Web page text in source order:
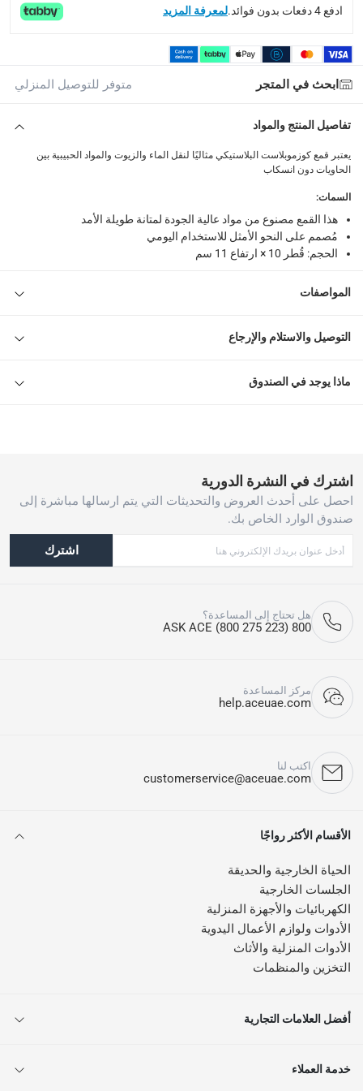
ادفع 4 دفعات بدون فوائد. لمعرفة المزيد
ابحث في المتجر متوفر للتوصيل المنزلي
تفاصيل المنتج والمواد
يعتبر قمع كوزموبلاست البلاستيكي مثاليًا لنقل الماء والزيوت والمواد الحبيبية بين
الحاويات دون انسكاب
السمات:
هذا القمع مصنوع من مواد عالية الجودة لمتانة طويلة الأمد
مُصمم على النحو الأمثل للاستخدام اليومي
الحجم: قُطر 10 × ارتفاع 11 سم
المواصفات
التوصيل والاستلام والإرجاع
ماذا يوجد في الصندوق
اشترك في النشرة الدورية
احصل على أحدث العروض والتحديثات التي يتم ارسالها مباشرة إلى
صندوق الوارد الخاص بك.
اشترك
هل تحتاج إلى المساعدة؟
800 ASK ACE (800 275 223)
مركز المساعدة
help.aceuae.com
اكتب لنا
customerservice@aceuae.com
الأقسام الأكثر رواجًا
الحياة الخارجية والحديقة
الجلسات الخارجية
الكهربائيات والأجهزة المنزلية
الأدوات ولوازم الأعمال اليدوية
الأدوات المنزلية والأثاث
التخزين والمنظمات
أفضل العلامات التجارية
خدمة العملاء